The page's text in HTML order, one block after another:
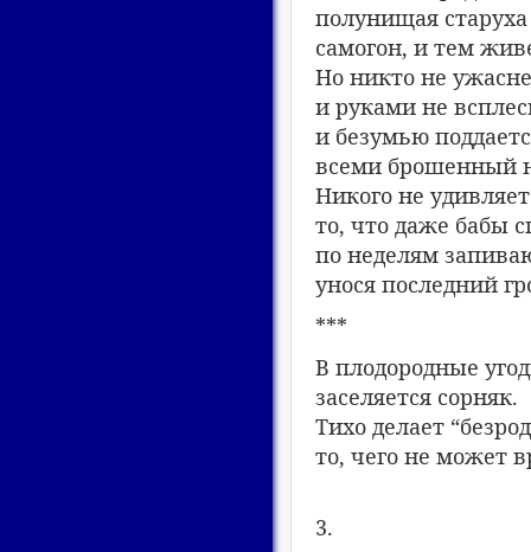
полунищая старуха
самогон, и тем
Но никто не
и руками не
и безумью
всеми брошенный
Никого не удивляет
то, что даже бабы
по неделям
унося последний
***
В плодородные
заселяется сорняк.
Тихо делает
то, чего не может
3.